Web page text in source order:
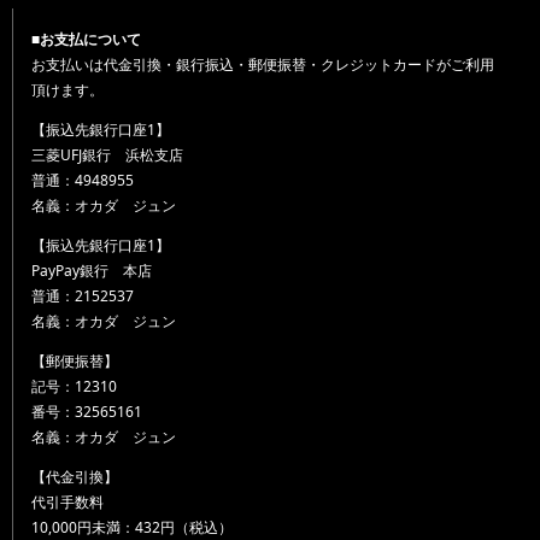
■お支払について
お支払いは代金引換・銀行振込・郵便振替・クレジットカードがご利用
頂けます。
【振込先銀行口座1】
三菱UFJ銀行 浜松支店
普通：4948955
名義：オカダ ジュン
【振込先銀行口座1】
PayPay銀行 本店
普通：2152537
名義：オカダ ジュン
【郵便振替】
記号：12310
番号：32565161
名義：オカダ ジュン
【代金引換】
代引手数料
10,000円未満：432円（税込）